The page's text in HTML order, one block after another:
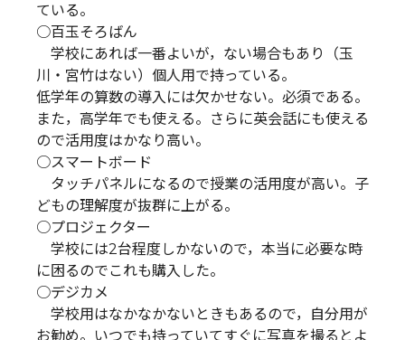
ている。
○百玉そろばん
学校にあれば一番よいが，ない場合もあり（玉
川・宮竹はない）個人用で持っている。
低学年の算数の導入には欠かせない。必須である。
また，高学年でも使える。さらに英会話にも使える
ので活用度はかなり高い。
○スマートボード
タッチパネルになるので授業の活用度が高い。子
どもの理解度が抜群に上がる。
○プロジェクター
学校には2台程度しかないので，本当に必要な時
に困るのでこれも購入した。
○デジカメ
学校用はなかなかないときもあるので，自分用が
お勧め。いつでも持っていてすぐに写真を撮るとよ